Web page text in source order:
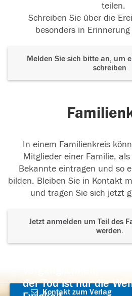
teilen.
Schreiben Sie über die
besonders in
Melden Sie sich bitte an, um
schreiben
In einem Familienkreis
Mitglieder einer Familie,
Bekannte eintragen und so
bilden. Bleiben Sie in Kontakt
und tragen Sie sich jetzt
Jetzt anmelden um Teil des
werden.
der Tod ist nur die
Kontakt zum Verlag